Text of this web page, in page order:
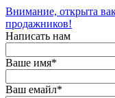
Внимание, открыта
продажников!
Написать нам
Ваше имя*
Ваш емайл*